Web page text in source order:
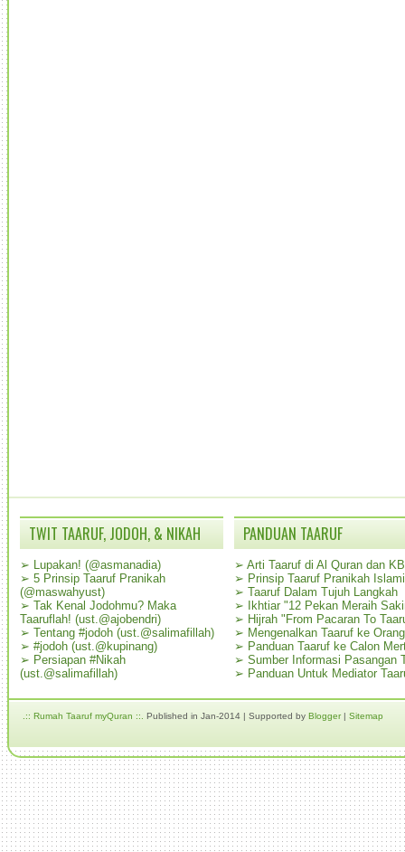
TWIT TAARUF, JODOH, & NIKAH
➢ Lupakan! (@asmanadia)
➢ 5 Prinsip Taaruf Pranikah
(@maswahyust)
➢ Tak Kenal Jodohmu? Maka
Taaruflah! (ust.@ajobendri)
➢ Tentang #jodoh (ust.@salimafillah)
➢ #jodoh (ust.@kupinang)
➢ Persiapan #Nikah
(ust.@salimafillah)
PANDUAN TAARUF
➢ Arti Taaruf di Al Quran dan
➢ Prinsip Taaruf Pranikah Islami
➢ Taaruf Dalam Tujuh Langkah
➢
Ikhtiar "12 Pekan Meraih
➢ Hijrah "From Pacaran To
➢ Mengenalkan Taaruf ke
➢ Panduan Taaruf ke Calon
➢ Sumber Informasi Pasangan
➢ Panduan Untuk Mediator
.:: Rumah Taaruf myQuran ::. Published in Jan-2014 | Supported by Blogger| Sitemap